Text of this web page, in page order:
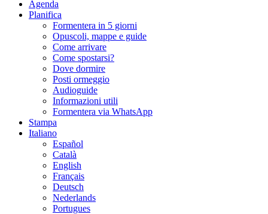
Agenda
Planifica
Formentera in 5 giorni
Opuscoli, mappe e guide
Come arrivare
Come spostarsi?
Dove dormire
Posti ormeggio
Audioguide
Informazioni utili
Formentera via WhatsApp
Stampa
Italiano
Español
Català
English
Français
Deutsch
Nederlands
Portugues